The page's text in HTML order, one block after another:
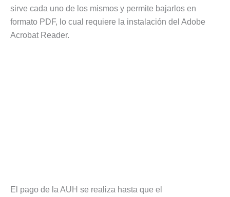
sirve cada uno de los mismos y permite bajarlos en
formato PDF, lo cual requiere la instalación del Adobe
Acrobat Reader.
El pago de la AUH se realiza hasta que el